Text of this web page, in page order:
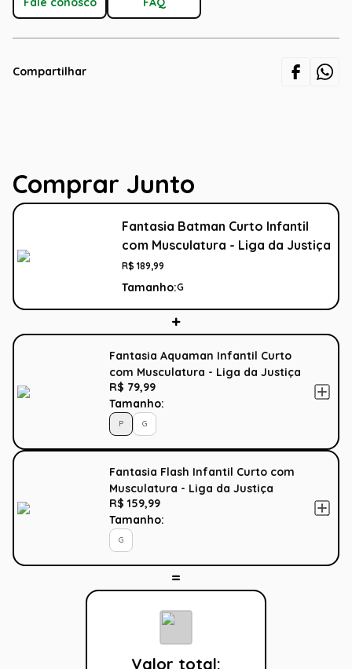
Compartilhar
Comprar Junto
Fantasia Batman Curto Infantil
com Musculatura - Liga da Justiça
R$ 189,99
Tamanho:G
Fantasia Aquaman Infantil Curto
com Musculatura - Liga da Justiça
R$ 79,99
Tamanho:
P G
Fantasia Flash Infantil Curto com
Musculatura - Liga da Justiça
R$ 159,99
Tamanho:
G
Valor total: